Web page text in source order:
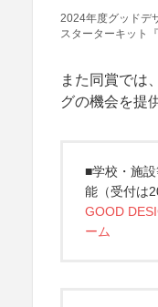
2024年度グッドデ
スターターキット
また同賞では
グの機会を提
■学校・施
能（受付は
GOOD
ーム